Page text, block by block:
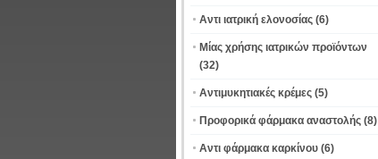
Αντι ιατρική ελονοσίας (6)
Μίας χρήσης ιατρικών προϊόντων
(32)
Αντιμυκητιακές κρέμες (5)
Προφορικά φάρμακα αναστολής (8)
Αντι φάρμακα καρκίνου (6)